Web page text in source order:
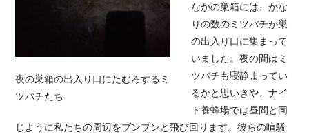
夜の巣箱の出入り口にたむろするミ
ツバチたち
なかの巣箱には、かな
りの数のミツバチが巣
の出入り口に集まって
いました。夜の間はミ
ツバチも寝静まってい
るかと思いきや、ナイ
ト養蜂場では昼間と同
じように私たちの周辺をブンブンと飛び回ります。彼らの喧騒